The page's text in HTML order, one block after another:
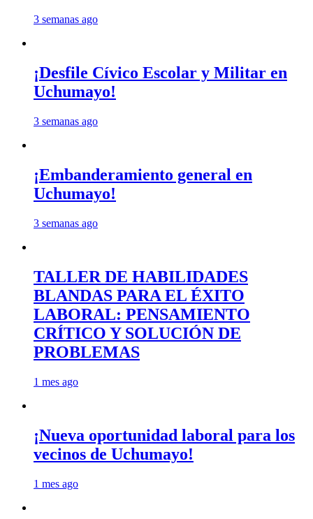
3 semanas ago
¡Desfile Cívico Escolar y Militar en
Uchumayo!
3 semanas ago
¡Embanderamiento general en
Uchumayo!
3 semanas ago
TALLER DE HABILIDADES
BLANDAS PARA EL ÉXITO
LABORAL: PENSAMIENTO
CRÍTICO Y SOLUCIÓN DE
PROBLEMAS
1 mes ago
¡Nueva oportunidad laboral para los
vecinos de Uchumayo!
1 mes ago